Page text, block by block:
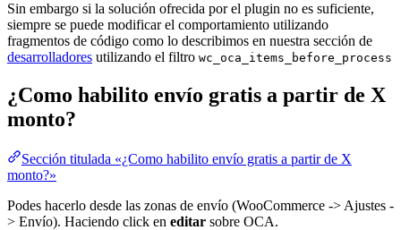
Sin embargo si la solución ofrecida por el plugin no es suficiente,
siempre se puede modificar el comportamiento utilizando
fragmentos de código como lo describimos en nuestra sección de
desarrolladores utilizando el filtro wc_oca_items_before_process
¿Como habilito envío gratis a partir de X
monto?
Sección titulada «¿Como habilito envío gratis a partir de X
monto?»
Podes hacerlo desde las zonas de envío (WooCommerce -> Ajustes -
> Envío). Haciendo click en editar sobre OCA.